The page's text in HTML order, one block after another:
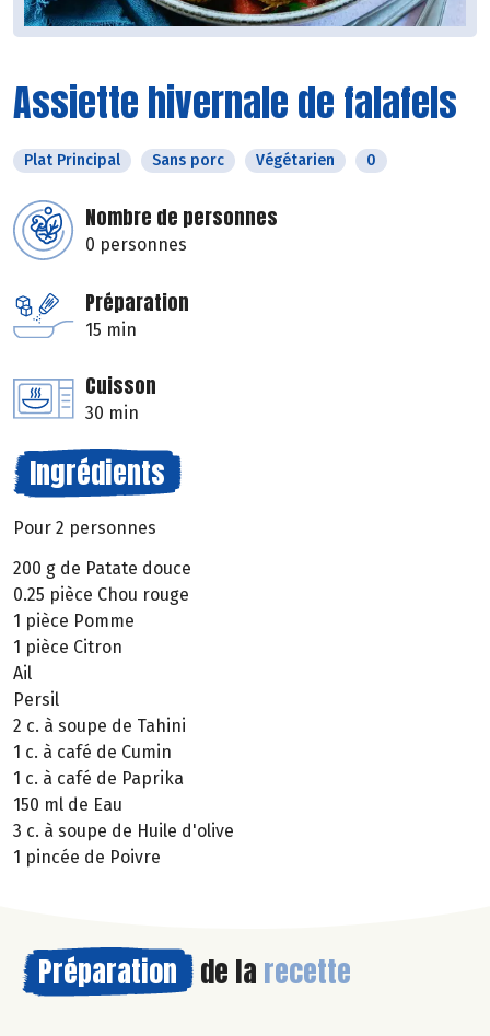
Assiette hivernale de falafels
Plat Principal Sans porc Végétarien 0
Nombre de personnes
0 personnes
Préparation
15 min
Cuisson
30 min
Ingrédients
Pour 2 personnes
200 g de Patate douce
0.25 pièce Chou rouge
1 pièce Pomme
1 pièce Citron
Ail
Persil
2 c. à soupe de Tahini
1 c. à café de Cumin
1 c. à café de Paprika
150 ml de Eau
3 c. à soupe de Huile d'olive
1 pincée de Poivre
Préparation de la recette